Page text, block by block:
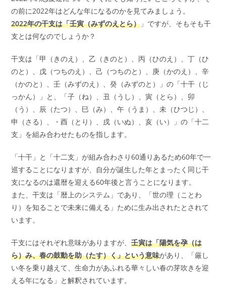
の前に2022年はどんな年になるのかを見てみましょう。
2022年の干支は「壬寅（みずのえとら） 」ですが、そもそも干
支とは何なのでしょうか？
干支は「甲（きのえ）、乙（きのと）、丙（ひのえ）、丁（ひ
のと）、戊（つちのえ）、己（つちのと）、庚（かのえ）、辛
（かのと）、壬（みずのえ）、癸（みずのと）」の「十干（じ
っかん）」と、「子（ね）、丑（うし）、寅（とら）、卯
（う）、辰（たつ）、巳（み）、午（うま）、未（ひつじ）、
申（さる）、・酉（とり）、戌（いぬ）、亥（い）」の「十二
支」を組み合わせたものを指します。
「十干」と「十二支」が組み合わさり60通りあるため60年で一
巡することになりますが、自分が誕生した年とまったく同じ干
支になるのは還暦を迎える60年後と言うことになります。
また、干支は「暦上のシステム」であり、「世の理（ことわ
り）を知ることで未来に備える」ために生み出されたとされて
います。
干支にはそれぞれ意味がありますが、壬寅は「陽気を孕（は
ら）み、春の鼓動を助（たす）く」という意味があり、「厳し
い冬を乗り越えて、生命力があふれる華々しい春の芽吹きを迎
える年になる」と解釈されています。